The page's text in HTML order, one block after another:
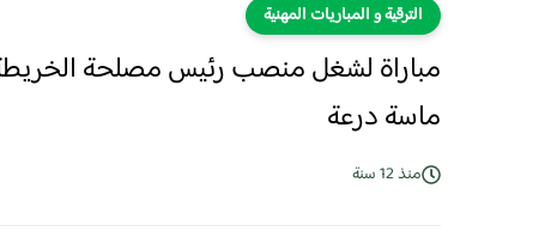
الترقية و المباريات المهنية
مباراة لشغل منصب رئيس مصلحة الخريطة
ماسة درعة
منذ 12 سنة